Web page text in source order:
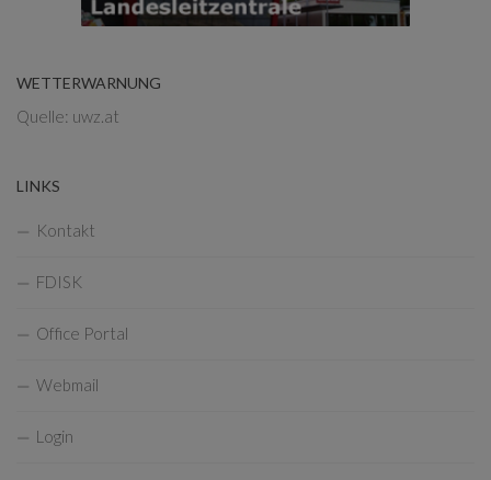
WETTERWARNUNG
Quelle: uwz.at
LINKS
Kontakt
FDISK
Office Portal
Webmail
Login